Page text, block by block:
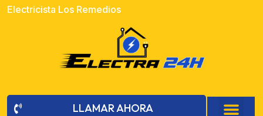
Electricista Los Remedios
LLAMAR AHORA